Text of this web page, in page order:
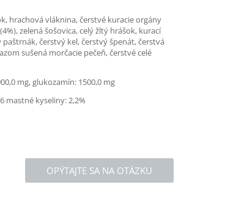
hrachová vláknina, čerstvé kuracie orgány
zelená šošovica, celý žltý hrášok, kurací
čerstvý kel, čerstvý špenát, čerstvá
sušená morčacie pečeň, čerstvé celé
mg, glukozamín: 1500,0 mg
mastné kyseliny: 2,2%
OPÝTAJTE SA NA OTÁZKU